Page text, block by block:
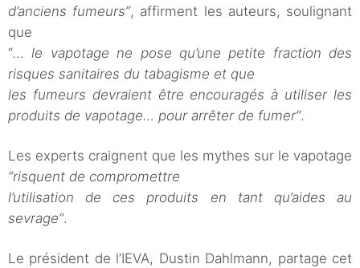
d’anciens fumeurs”, affirment les auteurs, soulignant
que
“… le vapotage ne pose qu’une petite fraction des
risques sanitaires du tabagisme et que
les fumeurs devraient être encouragés à utiliser les
produits de vapotage… pour arrêter de fumer”.
Les experts craignent que les mythes sur le vapotage
“risquent de compromettre
l’utilisation de ces produits en tant qu’aides au
sevrage”.
Le président de l’IEVA, Dustin Dahlmann, partage cet